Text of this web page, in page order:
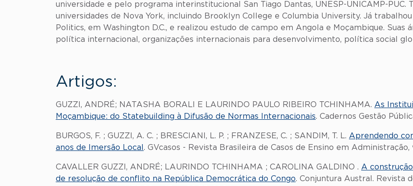
universidade e pelo programa interinstitucional San Tiago Dantas, UNESP-UNICAMP-
universidades de Nova York, incluindo Brooklyn College e Columbia University. Já
Politics, em Washington D.C., e realizou estudo de campo em Angola e Moçambique.
política internacional, organizações internacionais para desenvolvimento, política social
Artigos:
GUZZI, ANDRÉ; NATASHA BORALI E LAURINDO PAULO RIBEIRO TCHINHAMA. As
Moçambique: do Statebuilding à Difusão de Normas Internacionais. Cadernos Gestão
BURGOS, F. ; GUZZI, A. C. ; BRESCIANI, L. P. ; FRANZESE, C. ; SANDIM, T. L. Aprendendo
anos de Imersão Local . GVcasos - Revista Brasileira de Casos de Ensino em Administração,
CAVALLER GUZZI, ANDRÉ; LAURINDO TCHINHAMA ; CAROLINA GALDINO . A
de resolução de conflito na República Democrática do Congo. Conjuntura Austral. Revista